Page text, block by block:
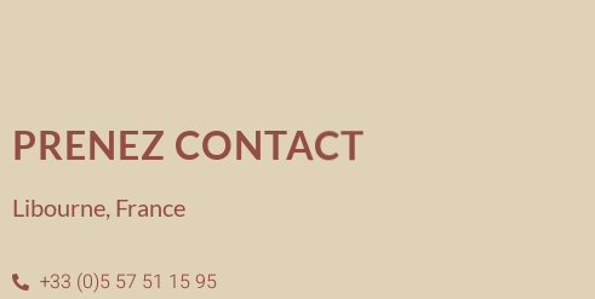
PRENEZ CONTACT
Libourne, France
+33 (0)5 57 51 15 95